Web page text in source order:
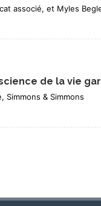
associé, et Myles
de la vie
Simmons & Simmons